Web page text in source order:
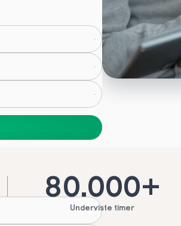
80.000+
Underviste timer